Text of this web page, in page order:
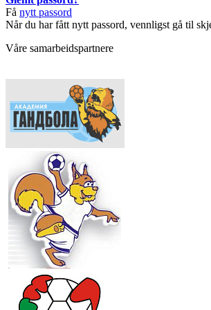
Få nytt passord
Når du har fått nytt passord, vennligst gå til
Våre samarbeidspartnere